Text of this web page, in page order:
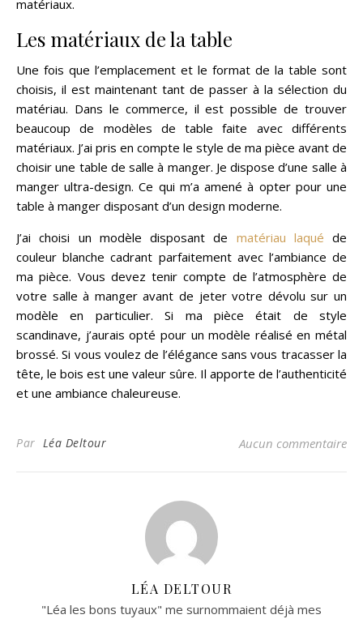
matériaux.
Les matériaux de la table
Une fois que l’emplacement et le format de la table sont
choisis, il est maintenant tant de passer à la sélection du
matériau. Dans le commerce, il est possible de trouver
beaucoup de modèles de table faite avec différents
matériaux. J’ai pris en compte le style de ma pièce avant de
choisir une table de salle à manger. Je dispose d’une salle à
manger ultra-design. Ce qui m’a amené à opter pour une
table à manger disposant d’un design moderne.
J’ai choisi un modèle disposant de matériau laqué de
couleur blanche cadrant parfaitement avec l’ambiance de
ma pièce. Vous devez tenir compte de l’atmosphère de
votre salle à manger avant de jeter votre dévolu sur un
modèle en particulier. Si ma pièce était de style
scandinave, j’aurais opté pour un modèle réalisé en métal
brossé. Si vous voulez de l’élégance sans vous tracasser la
tête, le bois est une valeur sûre. Il apporte de l’authenticité
et une ambiance chaleureuse.
Par Léa Deltour Aucun commentaire
LÉA DELTOUR
"Léa les bons tuyaux" me surnommaient déjà mes